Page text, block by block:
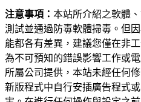
注意事項： 本站所介紹之軟體
測試並通過防毒軟體掃毒。但
能都各有差異，建議您僅在非
為不可預知的錯誤影響工作或
所屬公司提供，本站未經任何
新版程式中自行安插廣告程式